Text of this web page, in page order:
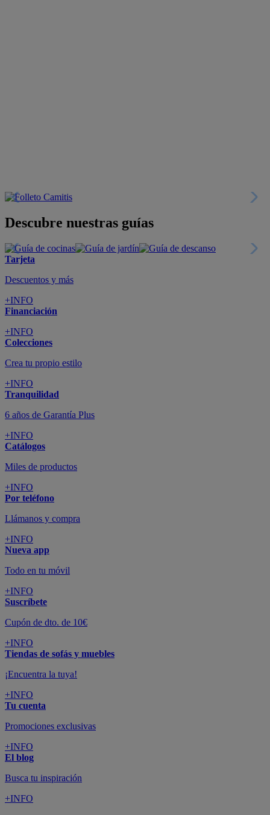
Descubre nuestras guías
Tarjeta
Descuentos y más
+INFO
Financiación
+INFO
Colecciones
Crea tu propio estilo
+INFO
Tranquilidad
6 años de Garantía Plus
+INFO
Catálogos
Miles de productos
+INFO
Por teléfono
Llámanos y compra
+INFO
Nueva app
Todo en tu móvil
+INFO
Suscríbete
Cupón de dto. de 10€
+INFO
Tiendas de sofás y muebles
¡Encuentra la tuya!
+INFO
Tu cuenta
Promociones exclusivas
+INFO
El blog
Busca tu inspiración
+INFO